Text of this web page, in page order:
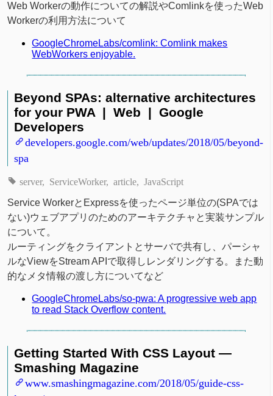
Web Workerの動作についての解説やComlinkを使ったWeb
Workerの利用方法について
GoogleChromeLabs/comlink: Comlink makes
WebWorkers enjoyable.
Beyond SPAs: alternative architectures
for your PWA | Web | Google
Developers
developers.google.com/web/updates/2018/05/beyond-
spa
server ServiceWorker article JavaScript
Service WorkerとExpressを使ったページ単位の(SPAでは
ない)ウェブアプリのためのアーキテクチャと実装サンプル
について。
ルーティングをクライアントとサーバで共有し、パーシャ
ルなViewをStream APIで取得しレンダリングする。また動
的なメタ情報の渡し方についてなど
GoogleChromeLabs/so-pwa: A progressive web app
to read Stack Overflow content.
Getting Started With CSS Layout —
Smashing Magazine
www.smashingmagazine.com/2018/05/guide-css-